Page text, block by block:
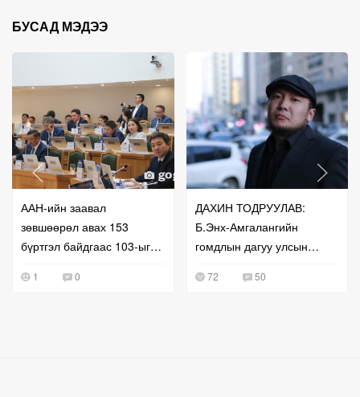
БУСАД МЭДЭЭ
ААН-ийн заавал
зөвшөөрөл авах 153
бүртгэл байдгаас 103-ыг
1 0
ДАХИН ТОДРУУЛАВ:
Б.Энх-Амгалангийн
гомдлын дагуу улсын
өгчээ
72 50